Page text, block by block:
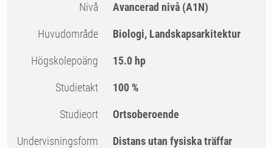
Nivå Avancerad nivå (A1N)
Huvudområde Biologi, Landskapsarkitektur
högskolepoäng 15.0 hp
Studietakt 100 %
Studieort Ortsoberoende
Undervisningsform Distans utan fysiska träffar